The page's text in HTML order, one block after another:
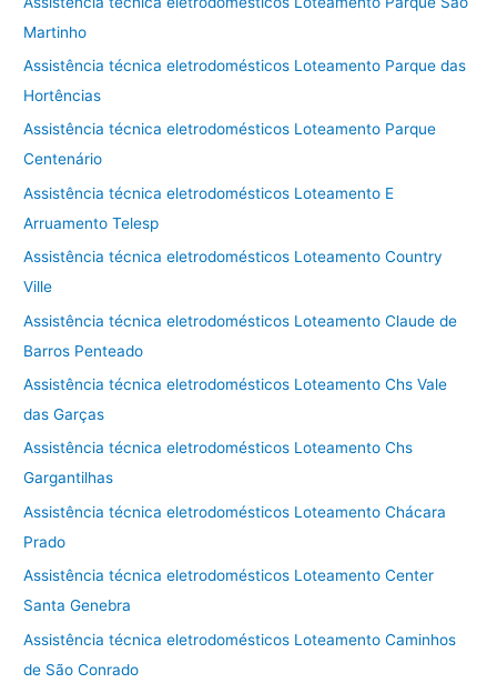
Martinho
Assistência técnica eletrodomésticos Loteamento Parque das
Hortências
Assistência técnica eletrodomésticos Loteamento Parque
Centenário
Assistência técnica eletrodomésticos Loteamento E
Arruamento Telesp
Assistência técnica eletrodomésticos Loteamento Country
Ville
Assistência técnica eletrodomésticos Loteamento Claude de
Barros Penteado
Assistência técnica eletrodomésticos Loteamento Chs Vale
das Garças
Assistência técnica eletrodomésticos Loteamento Chs
Gargantilhas
Assistência técnica eletrodomésticos Loteamento Chácara
Prado
Assistência técnica eletrodomésticos Loteamento Center
Santa Genebra
Assistência técnica eletrodomésticos Loteamento Caminhos
de São Conrado